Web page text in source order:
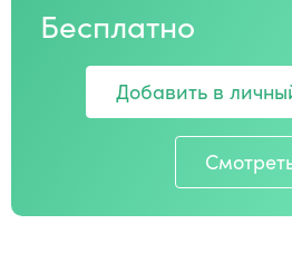
Бесплатно
Добавить в